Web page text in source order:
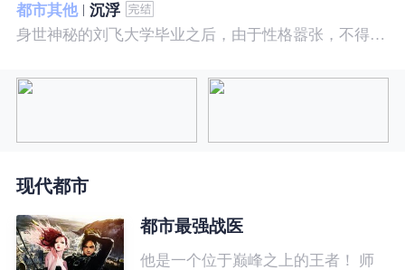
都市其他
沉浮
身世神秘的刘飞大学毕业之后，由于性格嚣张，不得不一而再再而三的面临着重重危机，受到了来自各方面的全方位打压
现代都市
都市最强战医
他是一个位于巅峰之上的王者！ 师